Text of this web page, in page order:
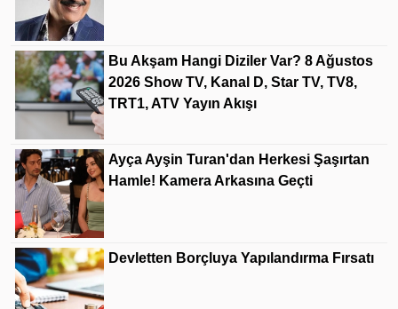
Bu Akşam Hangi Diziler Var? 8 Ağustos
2026 Show TV, Kanal D, Star TV, TV8,
TRT1, ATV Yayın Akışı
Ayça Ayşin Turan'dan Herkesi Şaşırtan
Hamle! Kamera Arkasına Geçti
Devletten Borçluya Yapılandırma Fırsatı